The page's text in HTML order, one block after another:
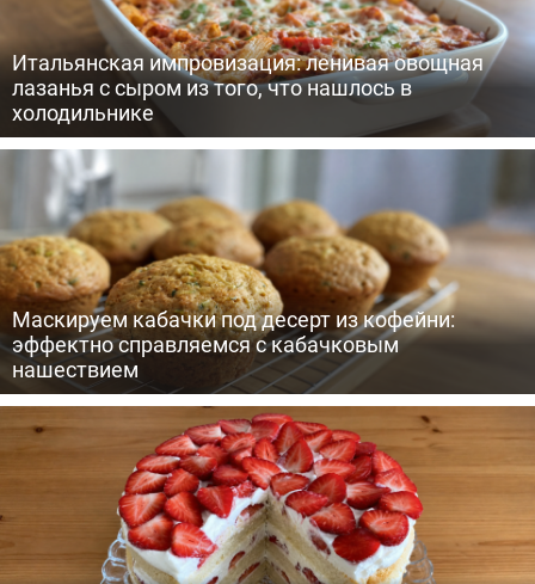
Итальянская импровизация: ленивая овощная
лазанья с сыром из того, что нашлось в
холодильнике
Маскируем кабачки под десерт из кофейни:
эффектно справляемся с кабачковым
нашествием